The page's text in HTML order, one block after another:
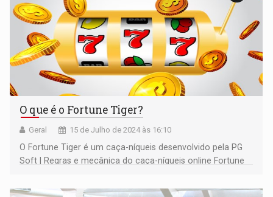
O que é o Fortune Tiger?
Geral 15 de Julho de 2024 às 16:10
O Fortune Tiger é um caça-níqueis desenvolvido pela PG
Soft | Regras e mecânica do caça-níqueis online Fortune